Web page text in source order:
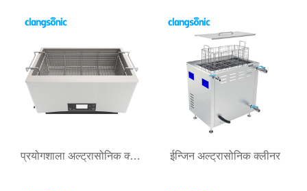
प्रयोगशाला अल्ट्रासोनिक क्लीनर ईन्जिन अल्ट्रासोनिक क्लीनर